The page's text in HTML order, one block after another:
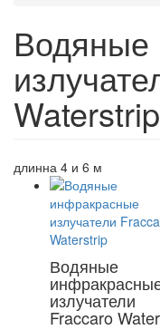
Водяные
Waterstrip
длинна 4 и 6 м
Водяные
излучатели
Fraccaro